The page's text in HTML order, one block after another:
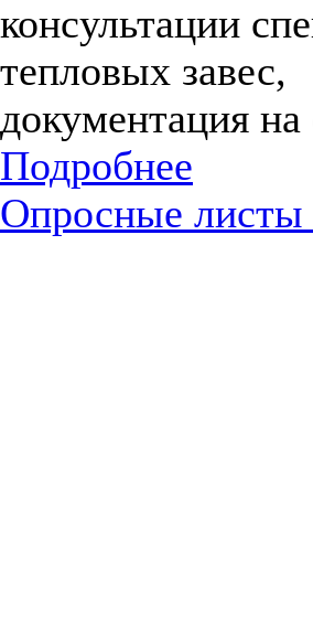
консультации
тепловых завес,
документация
Подробнее
Опросные листы